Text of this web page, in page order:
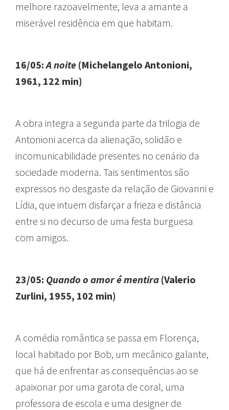
melhore razoavelmente, leva a amante a
miserável residência em que habitam.
16/05:A noite (Michelangelo Antonioni,
1961, 122 min)
A obra integra a segunda parte da trilogia de
Antonioni acerca da alienação, solidão e
incomunicabilidade presentes no cenário da
sociedade moderna. Tais sentimentos são
expressos no desgaste da relação de Giovanni e
Lídia, que intuem disfarçar a frieza e distância
entre si no decurso de uma festa burguesa
com amigos.
23/05: Quando o amor é mentira (Valerio
Zurlini, 1955, 102 min)
A comédia romântica se passa em Florença,
local habitado por Bob, um mecânico galante,
que há de enfrentar as consequências ao se
apaixonar por uma garota de coral, uma
professora de escola e uma designer de